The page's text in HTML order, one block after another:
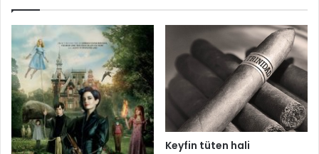
Keyfin tüten hali